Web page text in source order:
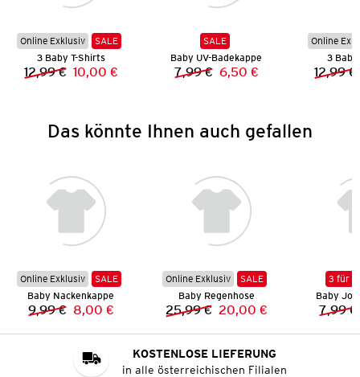
Online Exklusiv
SALE
3 Baby T-Shirts
Vorheriger Preis:
12,99 € Neuer Preis:
10,00 €
SALE
Baby UV-Badekappe
Vorheriger Preis:
7,99 € Neuer Preis:
6,50 €
Online
3
12,99 €
Das könnte Ihnen auch gefallen
Online Exklusiv
SALE
Baby Nackenkappe
Vorheriger Preis:
9,99 € Neuer Preis:
8,00 €
Online Exklusiv
SALE
Baby Regenhose
Vorheriger Preis:
25,99 € Neuer Preis:
20,00 €
3 für 2
Baby
7,99 €
KOSTENLOSE LIEFERUNG
in alle österreichischen Filialen